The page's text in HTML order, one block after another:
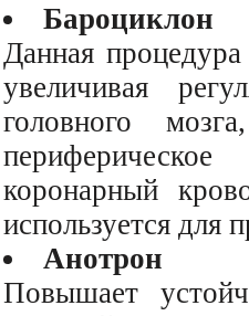
Бароциклон
Данная
увеличивая
головного
коронарный
используется для
Анотрон
Повышает